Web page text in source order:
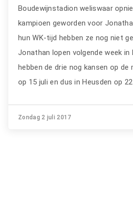
Boudewijnstadion weliswaar
kampioen geworden voor
hun WK-tijd hebben ze nog niet
Jonathan lopen volgende week in
hebben de drie nog kansen op de
op 15 juli en dus in Heusden op
Zondag 2 juli 2017